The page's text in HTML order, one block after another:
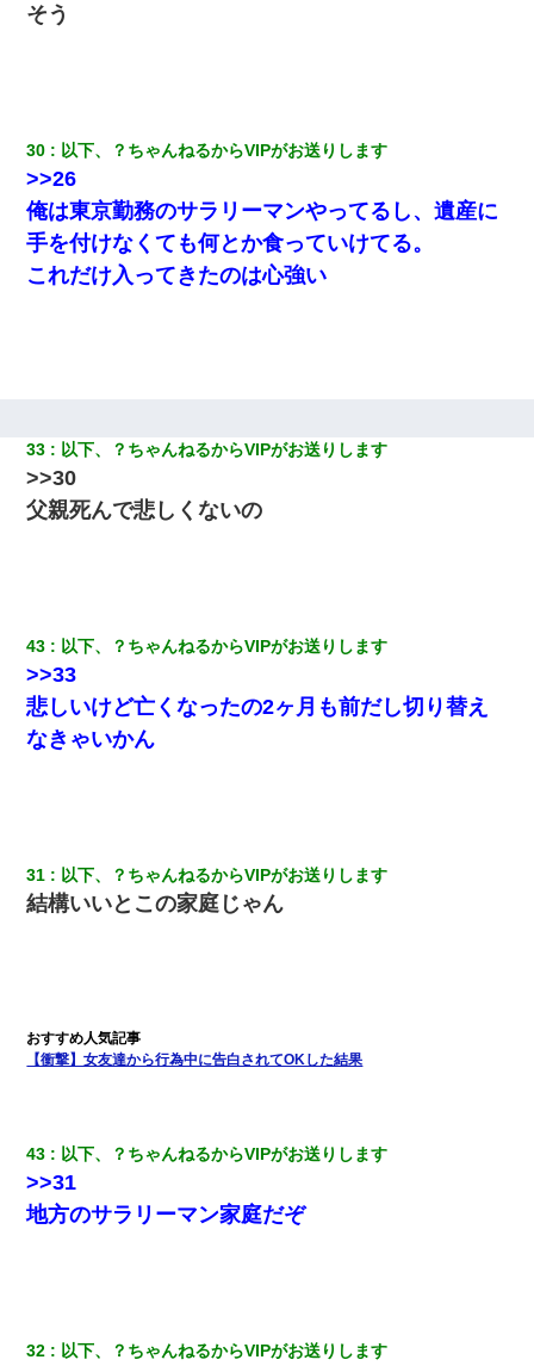
そう
30 以下、？ちゃんねるからVIPがお送りします
>>26
俺は東京勤務のサラリーマンやってるし、遺産に
手を付けなくても何とか食っていけてる。
これだけ入ってきたのは心強い
33 以下、？ちゃんねるからVIPがお送りします
>>30
父親死んで悲しくないの
43 以下、？ちゃんねるからVIPがお送りします
>>33
悲しいけど亡くなったの2ヶ月も前だし切り替え
なきゃいかん
31 以下、？ちゃんねるからVIPがお送りします
結構いいとこの家庭じゃん
【衝撃】女友達から行為中に告白されてOKした結果
43 以下、？ちゃんねるからVIPがお送りします
>>31
地方のサラリーマン家庭だぞ
32 以下、？ちゃんねるからVIPがお送りします